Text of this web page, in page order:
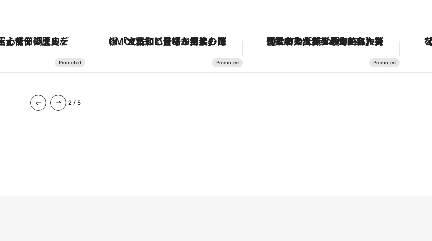
タルデトックス。冨士信仰の歴史を辿り、心身を調える。 「土佐和ハーブかき氷」がOMO7高知に登場！生姜、山椒、大葉など目にも舌にも涼を呼ぶ郷土の味 【銀座で出合う最旬美容】美髪ケアや上質な眠り…セルフケアのアップデートから、特別な名入れギフトまで。大人のための「ReFa GINZA」クルーズ
2 / 5